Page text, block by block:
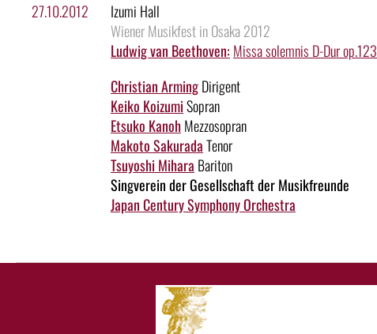
27.10.2012
Izumi Hall
Wiener Musikfest in Osaka 2012
Ludwig van Beethoven: Missa solemnis D-Dur op.123
Christian ArmingDirigent
Keiko KoizumiSopran
Etsuko KanohMezzosopran
Makoto SakuradaTenor
Tsuyoshi Mihara Bariton
Singverein der Gesellschaft der Musikfreunde
Japan Century Symphony Orchestra